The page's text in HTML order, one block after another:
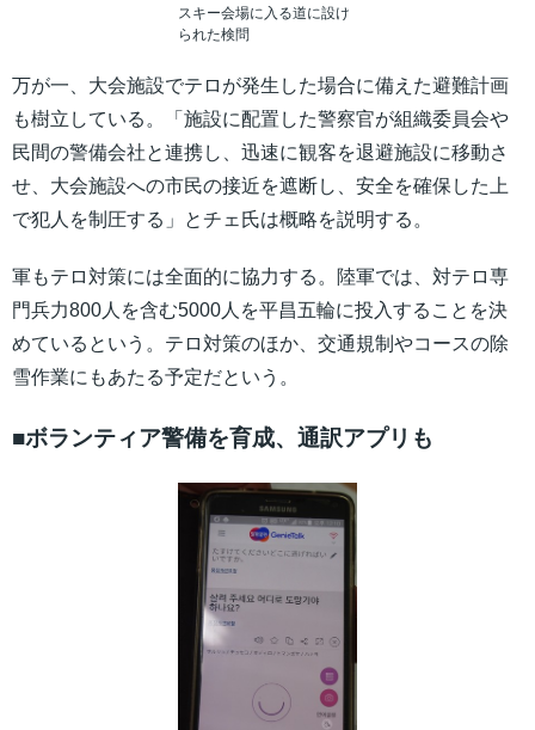
スキー会場に入る道に設け
られた検問
万が一、大会施設でテロが発生した場合に備えた避難計画
も樹立している。「施設に配置した警察官が組織委員会や
民間の警備会社と連携し、迅速に観客を退避施設に移動さ
せ、大会施設への市民の接近を遮断し、安全を確保した上
で犯人を制圧する」とチェ氏は概略を説明する。
軍もテロ対策には全面的に協力する。陸軍では、対テロ専
門兵力800人を含む5000人を平昌五輪に投入することを決
めているという。テロ対策のほか、交通規制やコースの除
雪作業にもあたる予定だという。
■ボランティア警備を育成、通訳アプリも